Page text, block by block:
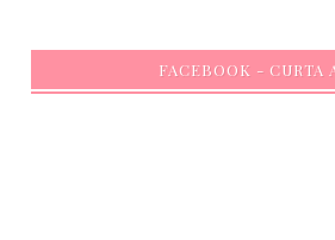
FACEBOOK - CURTA